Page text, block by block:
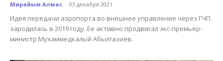
Мирайым Алмас - 03 декабря 2021
Идея передачи аэропорта во внешнее управление через ГЧП
зародилась в 2019 году. Ее активно продвигал экс-премьер-
министр Мухаммедкалый Абылгазиев.